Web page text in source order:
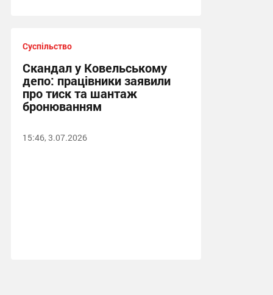
Суспільство
Скандал у Ковельському
депо: працівники заявили
про тиск та шантаж
бронюванням
15:46, 3.07.2026